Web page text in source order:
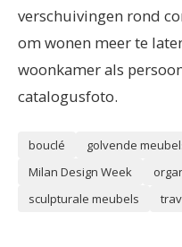
verschuivingen rond
om wonen meer te
woonkamer als
catalogusfoto.
bouclé golvende
Milan Design Week
sculpturale meubels